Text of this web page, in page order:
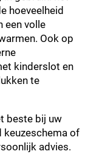
hoeveelheid
een volle
Ook op
kinderslot en
te
beste bij uw
keuzeschema of
advies.